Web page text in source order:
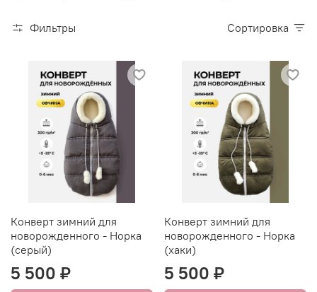
Фильтры Сортировка
Конверт зимний для
новорожденного - Норка
(серый)
5 500 ₽
Конверт зимний для
новорожденного - Норка
(хаки)
5 500 ₽